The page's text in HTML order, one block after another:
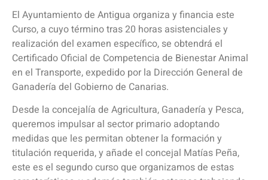
El Ayuntamiento de Antigua organiza y financia este
Curso, a cuyo término tras 20 horas asistenciales y
realización del examen específico, se obtendrá el
Certificado Oficial de Competencia de Bienestar Animal
en el Transporte, expedido por la Dirección General de
Ganadería del Gobierno de Canarias.
Desde la concejalía de Agricultura, Ganadería y Pesca,
queremos impulsar al sector primario adoptando
medidas que les permitan obtener la formación y
titulación requerida, y añade el concejal Matías Peña,
este es el segundo curso que organizamos de estas